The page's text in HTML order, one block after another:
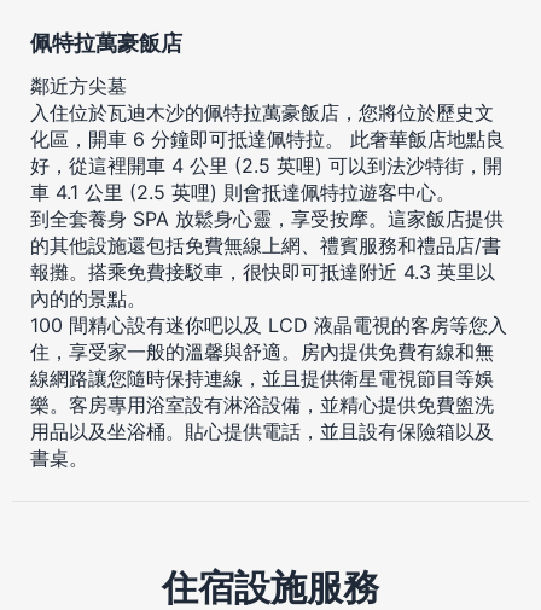
佩特拉萬豪飯店
鄰近方尖墓
入住位於瓦迪木沙的佩特拉萬豪飯店，您將位於歷史文
化區，開車 6 分鐘即可抵達佩特拉。 此奢華飯店地點良
好，從這裡開車 4 公里 (2.5 英哩) 可以到法沙特街，開
車 4.1 公里 (2.5 英哩) 則會抵達佩特拉遊客中心。
到全套養身 SPA 放鬆身心靈，享受按摩。這家飯店提供
的其他設施還包括免費無線上網、禮賓服務和禮品店/書
報攤。搭乘免費接駁車，很快即可抵達附近 4.3 英里以
內的的景點。
100 間精心設有迷你吧以及 LCD 液晶電視的客房等您入
住，享受家一般的溫馨與舒適。房內提供免費有線和無
線網路讓您隨時保持連線，並且提供衛星電視節目等娛
樂。客房專用浴室設有淋浴設備，並精心提供免費盥洗
用品以及坐浴桶。貼心提供電話，並且設有保險箱以及
書桌。
住宿設施服務